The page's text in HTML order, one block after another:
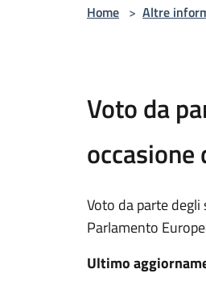
Home > Altre
Voto da
Voto da parte
Parlamento
Ultimo